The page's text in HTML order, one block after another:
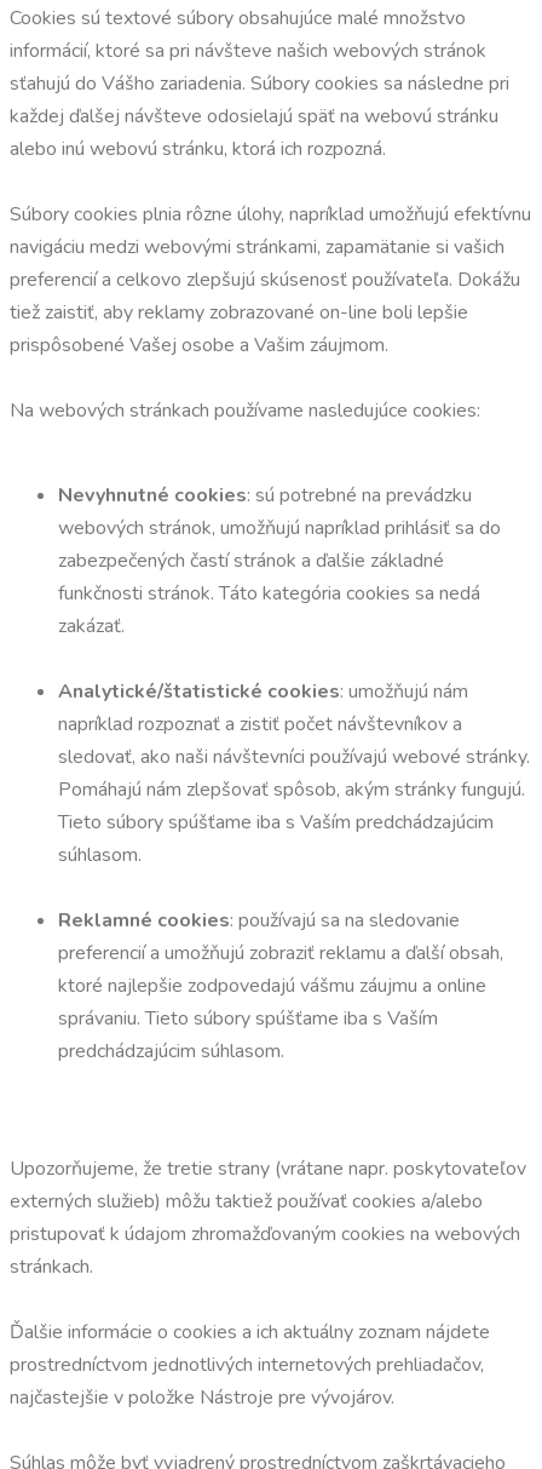
Cookies sú textové súbory obsahujúce malé množstvo
informácií, ktoré sa pri návšteve našich webových stránok
sťahujú do Vášho zariadenia. Súbory cookies sa následne pri
každej ďalšej návšteve odosielajú späť na webovú stránku
alebo inú webovú stránku, ktorá ich rozpozná.
Súbory cookies plnia rôzne úlohy, napríklad umožňujú efektívnu
navigáciu medzi webovými stránkami, zapamätanie si vašich
preferencií a celkovo zlepšujú skúsenosť používateľa. Dokážu
tiež zaistiť, aby reklamy zobrazované on-line boli lepšie
prispôsobené Vašej osobe a Vašim záujmom.
Na webových stránkach používame nasledujúce cookies:
Nevyhnutné cookies: sú potrebné na prevádzku
webových stránok, umožňujú napríklad prihlásiť sa do
zabezpečených častí stránok a ďalšie základné
funkčnosti stránok. Táto kategória cookies sa nedá
zakázať.
Analytické/štatistické cookies: umožňujú nám
napríklad rozpoznať a zistiť počet návštevníkov a
sledovať, ako naši návštevníci používajú webové stránky.
Pomáhajú nám zlepšovať spôsob, akým stránky fungujú.
Tieto súbory spúšťame iba s Vaším predchádzajúcim
súhlasom.
Reklamné cookies: používajú sa na sledovanie
preferencií a umožňujú zobraziť reklamu a ďalší obsah,
ktoré najlepšie zodpovedajú vášmu záujmu a online
správaniu. Tieto súbory spúšťame iba s Vaším
predchádzajúcim súhlasom.
Upozorňujeme, že tretie strany (vrátane napr. poskytovateľov
externých služieb) môžu taktiež používať cookies a/alebo
pristupovať k údajom zhromažďovaným cookies na webových
stránkach.
Ďalšie informácie o cookies a ich aktuálny zoznam nájdete
prostredníctvom jednotlivých internetových prehliadačov,
najčastejšie v položke Nástroje pre vývojárov.
Súhlas môže byť vyjadrený prostredníctvom zaškrtávacieho